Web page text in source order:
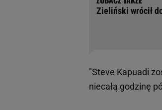
Zieliński wrócił
"Steve Kapuadi
niecałą godzinę